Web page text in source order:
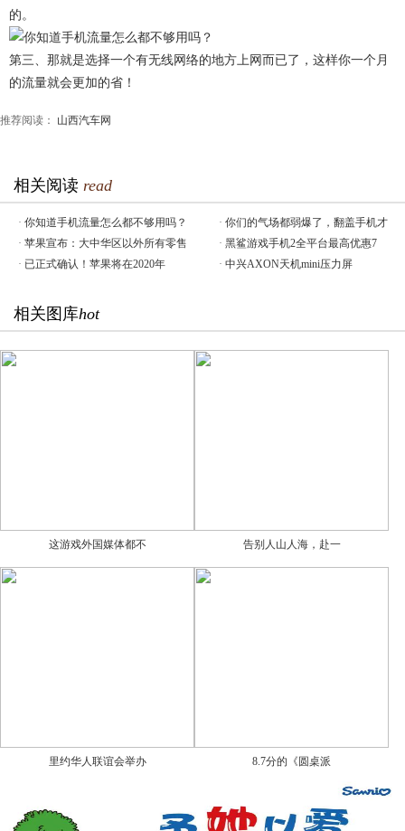
的。
第三、那就是选择一个有无线网络的地方上网而已了，这样你一个月
的流量就会更加的省！
推荐阅读： 山西汽车网
相关阅读 read
· 你知道手机流量怎么都不够用吗？ · 你们的气场都弱爆了，翻盖手机才
· 苹果宣布：大中华区以外所有零售 · 黑鲨游戏手机2全平台最高优惠7
· 已正式确认！苹果将在2020年 · 中兴AXON天机mini压力屏
相关图库hot
这游戏外国媒体都不 告别人山人海，赴一
里约华人联谊会举办 8.7分的《圆桌派